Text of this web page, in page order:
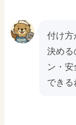
付け方
決める
ン・
できる